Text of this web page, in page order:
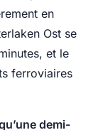
en
Ost se
et le
ferroviaires
demi-